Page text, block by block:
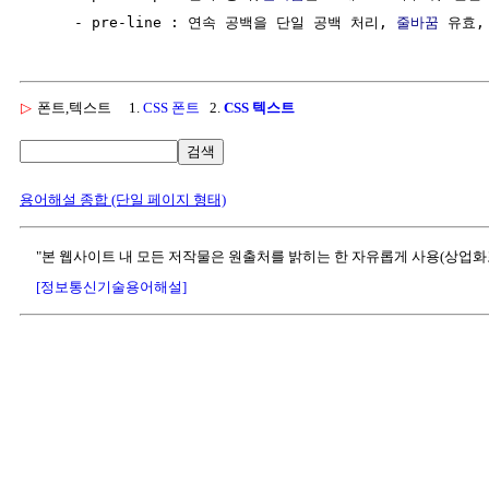
     - pre-line : 연속 공백을 단일 공백 처리,
줄바꿈 유효
▷ 폰트,텍스트 1. CSS 폰트 2. CSS 텍스트
검색
용어해설 종합 (단일 페이지 형태)
"본 웹사이트 내 모든 저작물은 원출처를 밝히는 한 자유롭게 사용(상업
[정보통신기술용어해설]